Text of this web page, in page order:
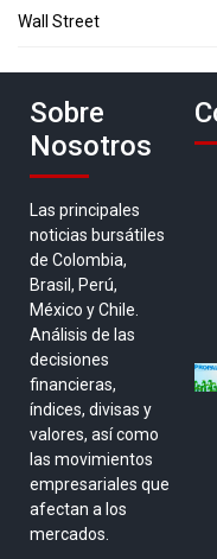
Wall Street
Sobre
Nosotros
Las principales
noticias bursátiles
de Colombia,
Brasil, Perú,
México y Chile.
Análisis de las
decisiones
financieras,
índices, divisas y
valores, así como
las movimientos
empresariales que
afectan a los
mercados.